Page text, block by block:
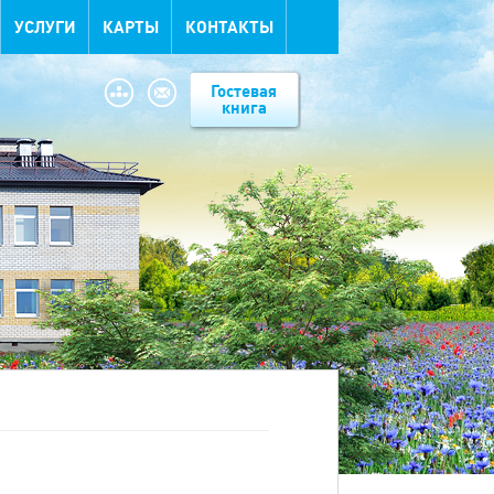
УСЛУГИ КАРТЫ КОНТАКТЫ
Гостевая
книга